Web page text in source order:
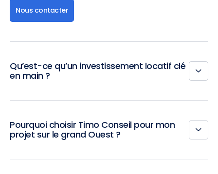
Nous contacter
Qu’est-ce qu’un investissement locatif clé
en main ?
Pourquoi choisir Timo Conseil pour mon
projet sur le grand Ouest ?